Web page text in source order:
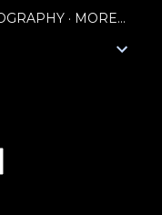
MORE…